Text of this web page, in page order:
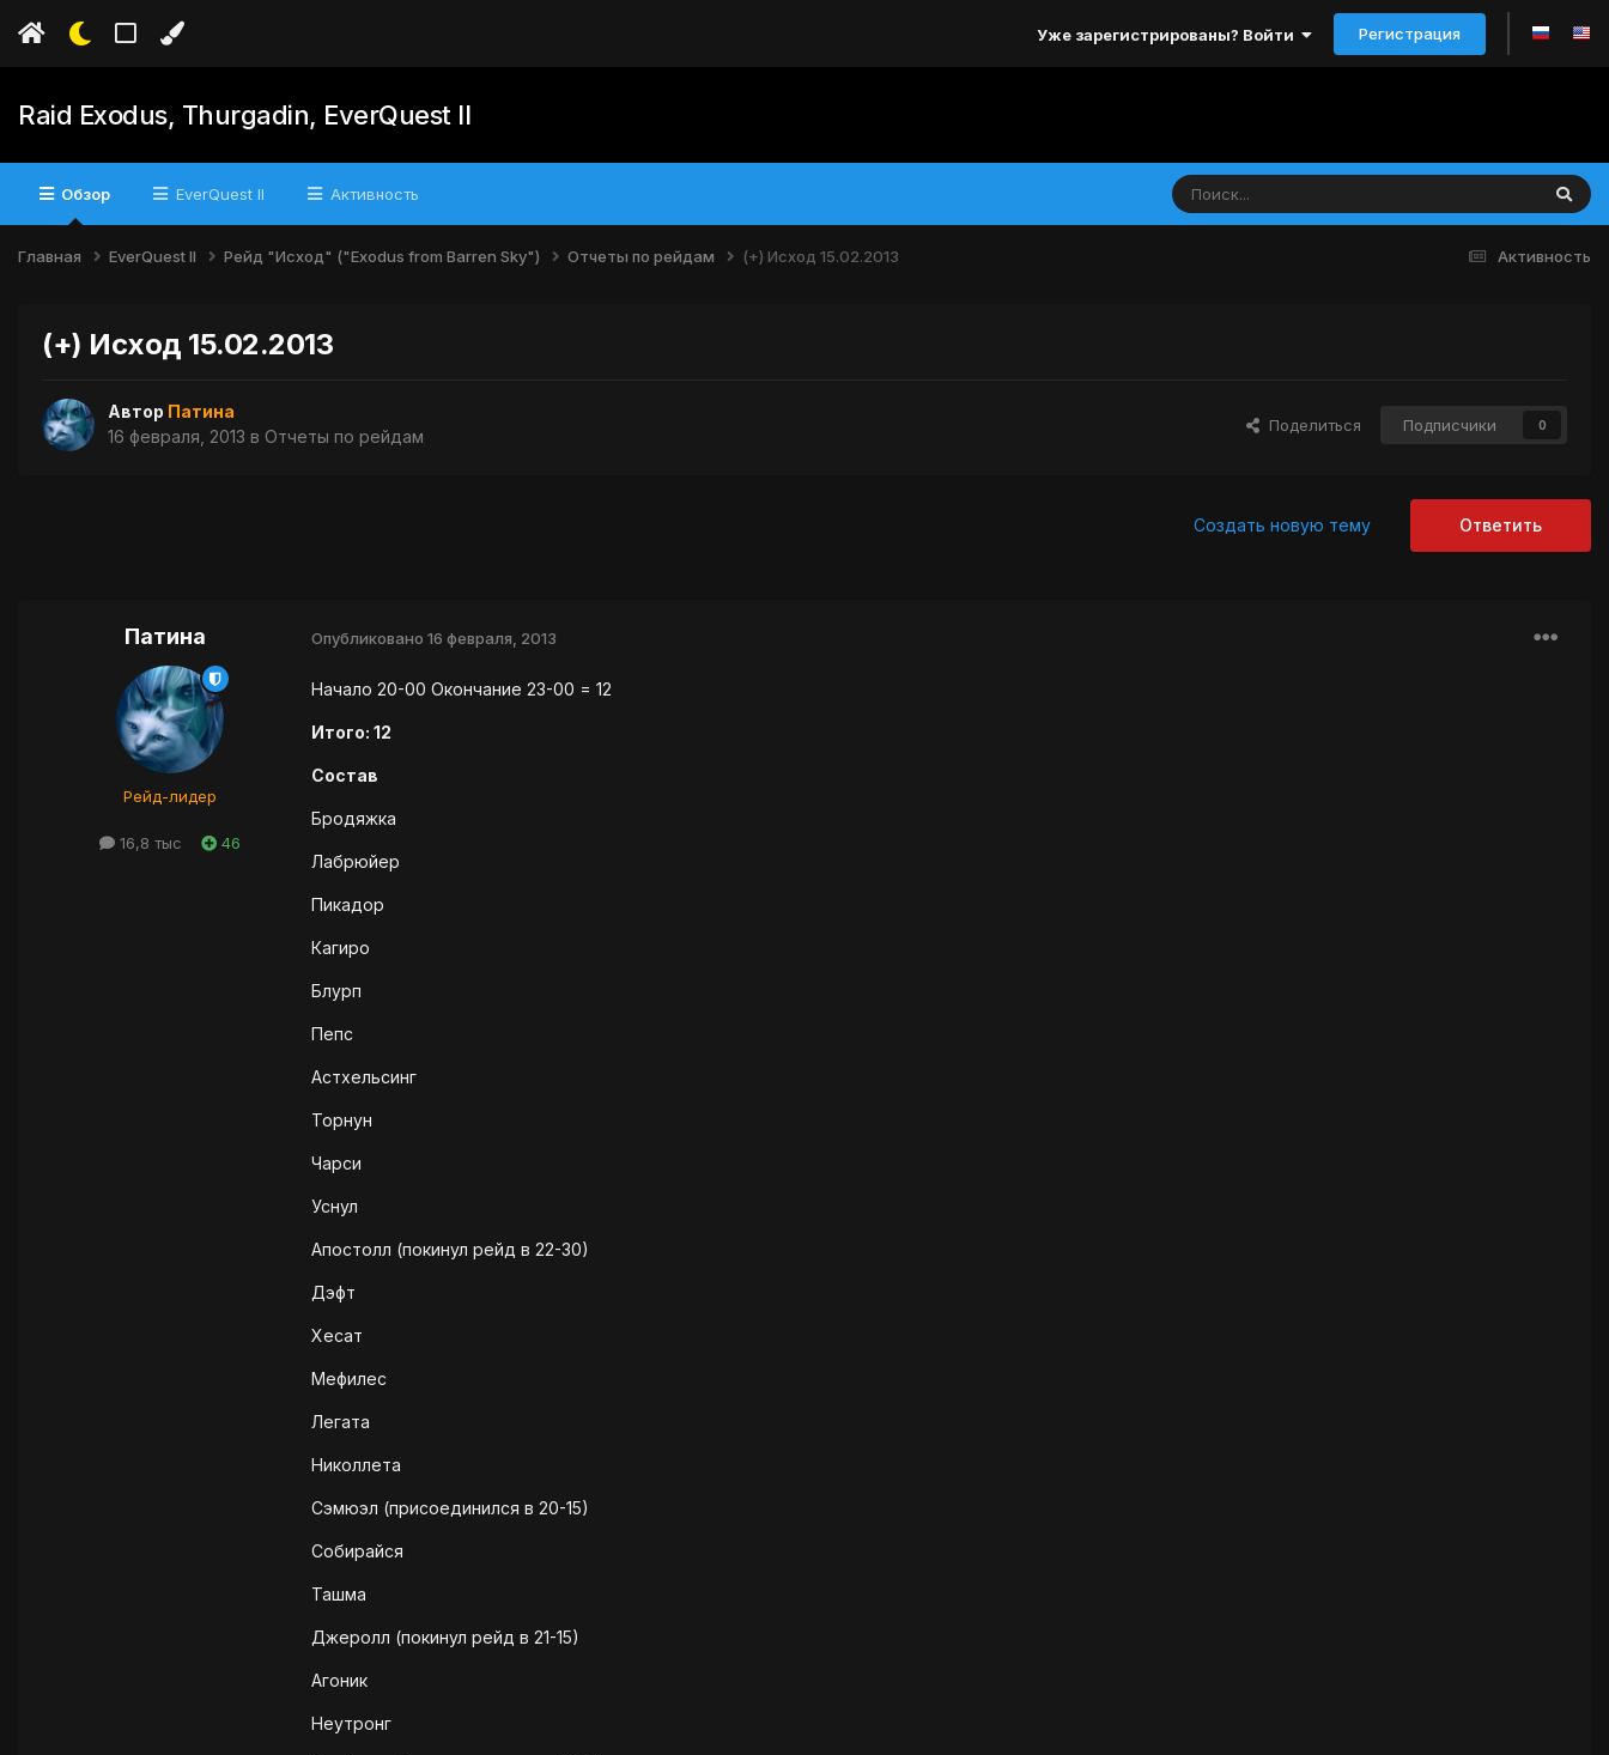
Уже зарегистрированы? Войти Регистрация
Raid Exodus, Thurgadin, EverQuest II
Обзор EverQuest II Активность
Активность
Главная EverQuest II Рейд "Исход" ("Exodus from Barren Sky") Отчеты по рейдам (+) Исход 15.02.2013
(+) Исход 15.02.2013
Автор Патина
16 февраля, 2013 в Отчеты по рейдам
Поделиться Подписчики 0
Ответить
Создать новую тему
Патина
Рейд-лидер
16,8 тыс 46
Опубликовано 16 февраля, 2013
Начало 20-00 Окончание 23-00 = 12
Итого: 12
Состав
Бродяжка
Лабрюйер
Пикадор
Кагиро
Блурп
Пепс
Астхельсинг
Торнун
Чарси
Уснул
Апостолл (покинул рейд в 22-30)
Дэфт
Хесат
Мефилес
Легата
Николлета
Сэмюэл (присоединился в 20-15)
Собирайся
Ташма
Джеролл (покинул рейд в 21-15)
Агоник
Неутронг